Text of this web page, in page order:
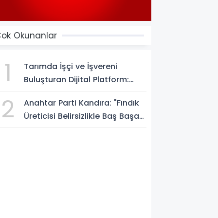
Okunanlar
1
Tarımda İşçi ve İşvereni
Buluşturan Dijital Platform:
2
Anahtar Parti Kandıra: "Fındık
Üreticisi Belirsizlikle Baş Başa